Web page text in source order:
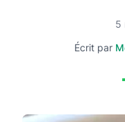
5
Écrit par